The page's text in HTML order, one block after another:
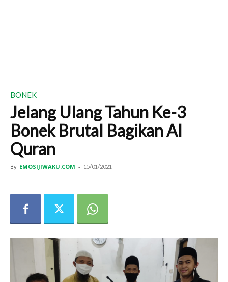
BONEK
Jelang Ulang Tahun Ke-3
Bonek Brutal Bagikan Al
Quran
By EMOSIJIWAKU.COM - 15/01/2021